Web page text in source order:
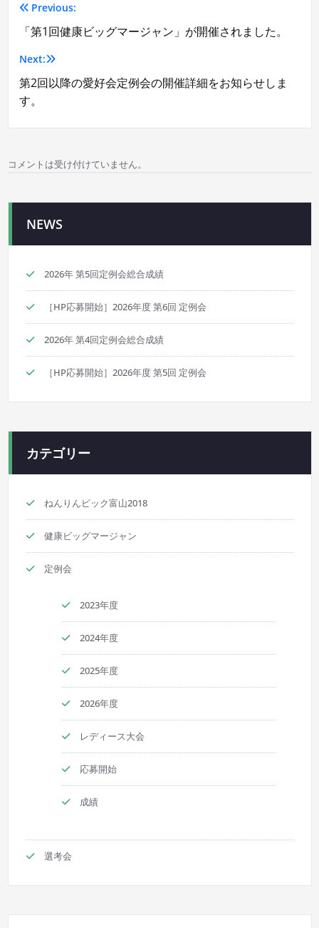
投
稿
ナ
ビ
ー
ョ
ン
Previous:
「第1回健康ビッグマージャン」が開催されました。
Next:
第2回以降の愛好会定例会の開催詳細をお知らせしま
す。
コメントは受け付けていません。
NEWS
2026年 第5回定例会総合成績
［HP応募開始］2026年度 第6回 定例会
2026年 第4回定例会総合成績
［HP応募開始］2026年度 第5回 定例会
カテゴリー
ねんりんピック富山2018
健康ビッグマージャン
定例会
2023年度
2024年度
2025年度
2026年度
レディース大会
応募開始
成績
選考会